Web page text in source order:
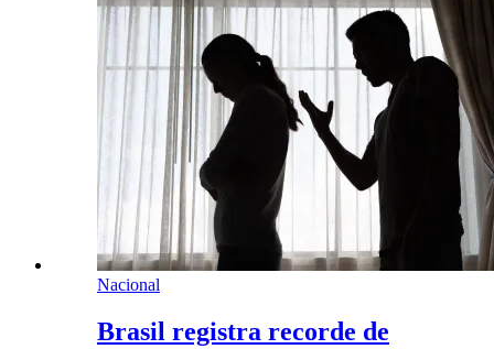
Nacional
Brasil registra recorde de